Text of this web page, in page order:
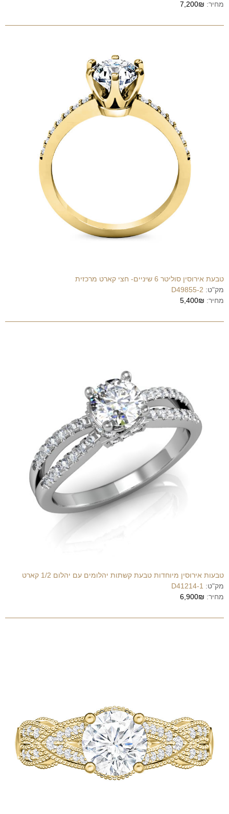
מחיר: 7,200₪
טבעת אירוסין סוליטר 6 שיניים- חצי קארט מרכזית
מק"ט: D49855-2
מחיר: 5,400₪
טבעות אירוסין מיוחדות טבעת קשתות יהלומים עם יהלום 1/2 קארט
מק"ט: D41214-1
מחיר: 6,900₪